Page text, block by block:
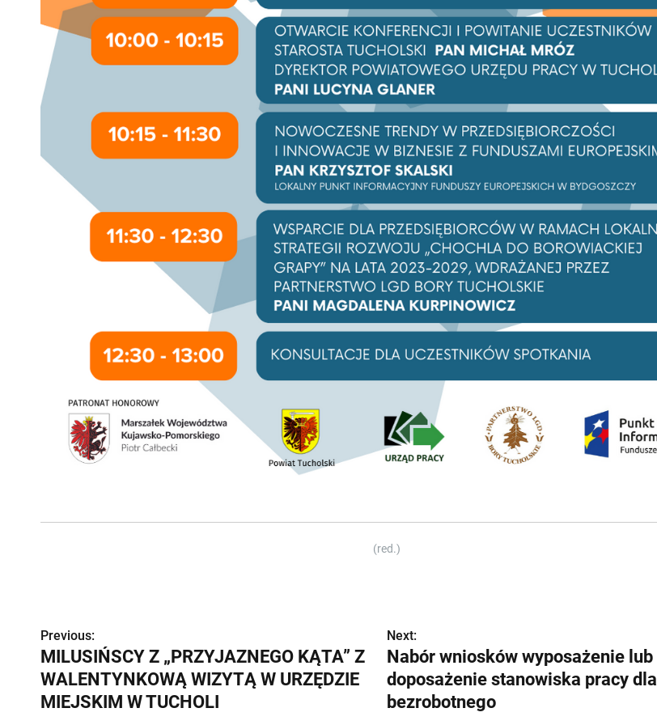
(red.)
Z
o
b
Previous:
MILUSIŃSCY Z „PRZYJAZNEGO KĄTA” Z
WALENTYNKOWĄ WIZYTĄ W URZĘDZIE
MIEJSKIM W TUCHOLI
Next:
Nabór wniosków wyposażenie lub
doposażenie stanowiska pracy dla
bezrobotnego